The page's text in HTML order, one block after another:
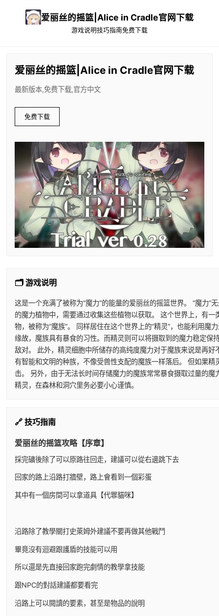
爱丽丝的摇篮|Alice in Cradle官网下载
游戏说明技巧指南免费下载
爱丽丝的摇篮|Alice in Cradle官网下载
最新版本,免费下载,官方中文
免费下载
🗂️ 游戏说明
这是一个充满了被称为“魔力”的能量的爱丽丝的摇篮世界。 “魔力
的魔力植物中，需要通过收集这些植物以获取。 这个世界上，有
物，被称为“魔族”。 同样居住在这个世界上的“精灵”，也能利用
缘故，魔族具有暴食的习性。而精灵则可以将摄取到的魔力稳定
敌对。 此外，精灵细胞中所储存的高纯度魔力对于魔族来说是再
有智能和文明的种族，不像受兽性支配的魔族一样落后。 但如果
击。 另外，由于无法长时间存储魔力的魔族常常暴食摄取过量的
精灵，在森林和洞穴里务必要小心谨慎。
🔗 技巧指南
爱丽丝的摇篮攻略【序章】
採完礦後除了可以原路往回走，建議可以從右邊跳下去
回家的路上沿路打牆壁，路上會看到一個彩蛋
其中有一個房間可以拿道具【代罪貓咪】
沿路除了教學關打史萊姆外建議不要再做其他戰鬥
畢竟沒有迴避跟護盾的技能可以用
所以還是先直接回家跑完劇情的教學拿技能
跟NPC的對話建議都要看完
沿路上可以閱讀的要素，甚至是物品的說明